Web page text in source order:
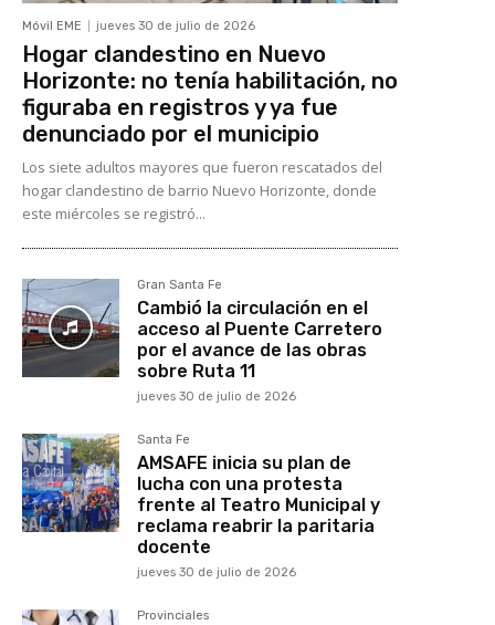
Móvil EME jueves 30 de julio de 2026
Hogar clandestino en Nuevo
Horizonte: no tenía habilitación, no
figuraba en registros y ya fue
denunciado por el municipio
Los siete adultos mayores que fueron rescatados del
hogar clandestino de barrio Nuevo Horizonte, donde
este miércoles se registró...
Gran Santa Fe
Cambió la circulación en el
acceso al Puente Carretero
por el avance de las obras
sobre Ruta 11
jueves 30 de julio de 2026
Santa Fe
AMSAFE inicia su plan de
lucha con una protesta
frente al Teatro Municipal y
reclama reabrir la paritaria
docente
jueves 30 de julio de 2026
Provinciales